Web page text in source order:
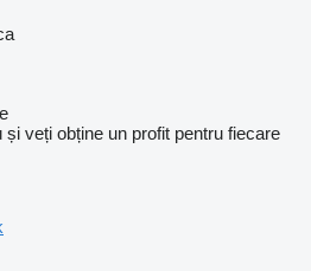
veți obține un profit pentru fiecare